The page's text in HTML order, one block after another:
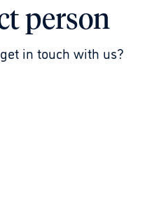
person
in touch with us?